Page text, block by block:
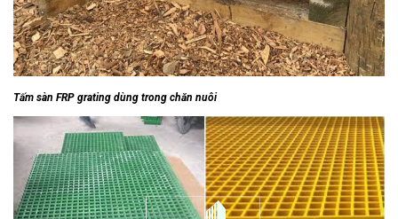
Tấm sàn FRP grating dùng trong chăn nuôi